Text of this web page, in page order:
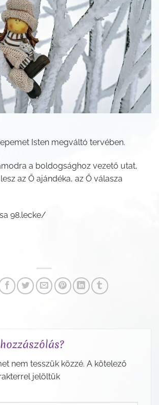
Isten megváltó tervében.
a boldogsághoz vezető utat,
az Ő ajándéka, az Ő válasza
98.lecke/
nem tesszük közzé. A kötelező
jelöltük